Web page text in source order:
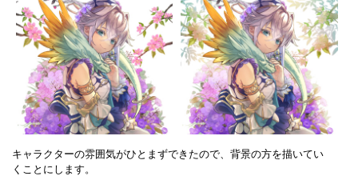
キャラクターの雰囲気がひとまずできたので、背景の方を描いてい
くことにします。